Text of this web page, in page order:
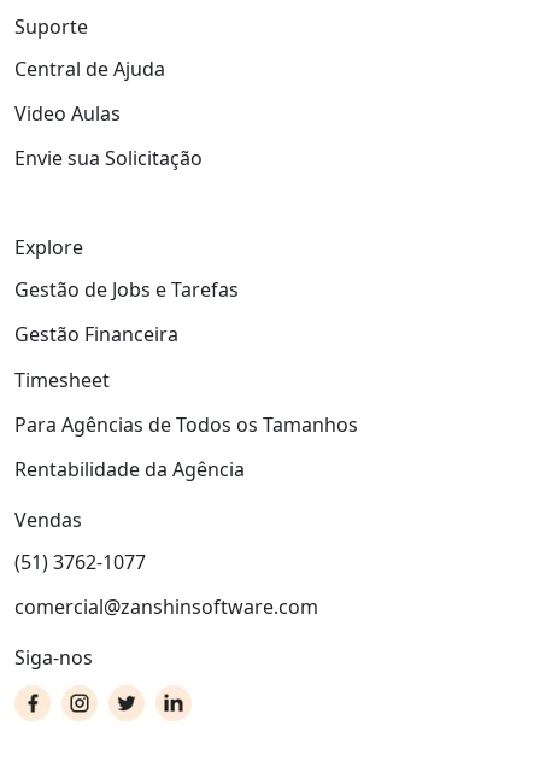
Suporte
Central de Ajuda
Video Aulas
Envie sua Solicitação
Explore
Gestão de Jobs e Tarefas
Gestão Financeira
Timesheet
Para Agências de Todos os Tamanhos
Rentabilidade da Agência
Vendas
(51) 3762-1077
comercial@zanshinsoftware.com
Siga-nos